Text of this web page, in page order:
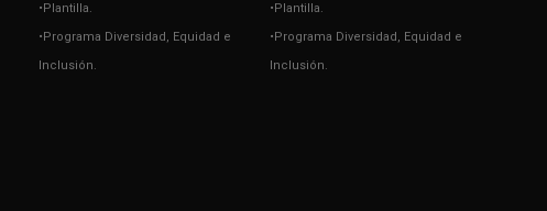
•Plantilla.
•Programa Diversidad, Equidad e
Inclusión.
•Plantilla.
•Programa Diversidad, Equidad e
Inclusión.